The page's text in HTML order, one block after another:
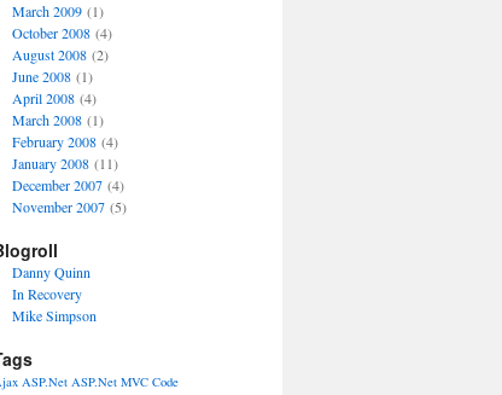
March 2009(1)
October 2008(4)
August 2008(2)
June 2008(1)
April 2008(4)
March 2008(1)
February 2008(4)
January 2008(11)
December 2007(4)
November 2007(5)
Danny Quinn
In Recovery
Mike Simpson
ASP.Net ASP.Net MVC Code